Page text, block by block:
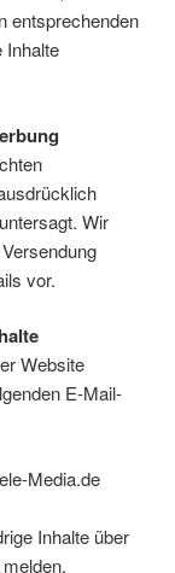
entsprechenden
Inhalte
Wir
vor.
Website
E-Mail-
Media.de
Inhalte über